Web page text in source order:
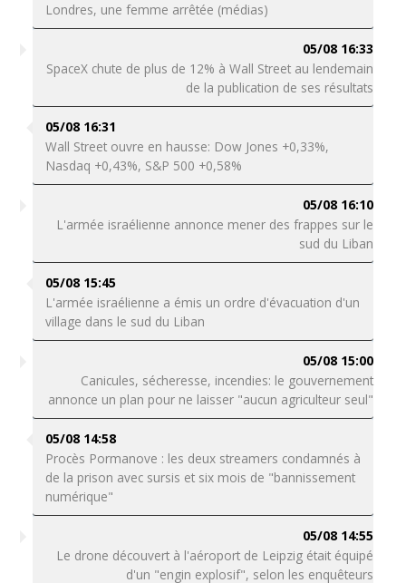
Londres, une femme arrêtée (médias)
05/08 16:33
SpaceX chute de plus de 12% à Wall Street au lendemain
de la publication de ses résultats
05/08 16:31
Wall Street ouvre en hausse: Dow Jones +0,33%,
Nasdaq +0,43%, S&P 500 +0,58%
05/08 16:10
L'armée israélienne annonce mener des frappes sur le
sud du Liban
05/08 15:45
L'armée israélienne a émis un ordre d'évacuation d'un
village dans le sud du Liban
05/08 15:00
Canicules, sécheresse, incendies: le gouvernement
annonce un plan pour ne laisser "aucun agriculteur seul"
05/08 14:58
Procès Pormanove : les deux streamers condamnés à
de la prison avec sursis et six mois de "bannissement
numérique"
05/08 14:55
Le drone découvert à l'aéroport de Leipzig était équipé
d'un "engin explosif", selon les enquêteurs